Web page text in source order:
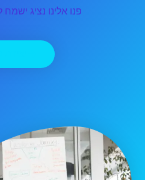
פנו אלינו נציג